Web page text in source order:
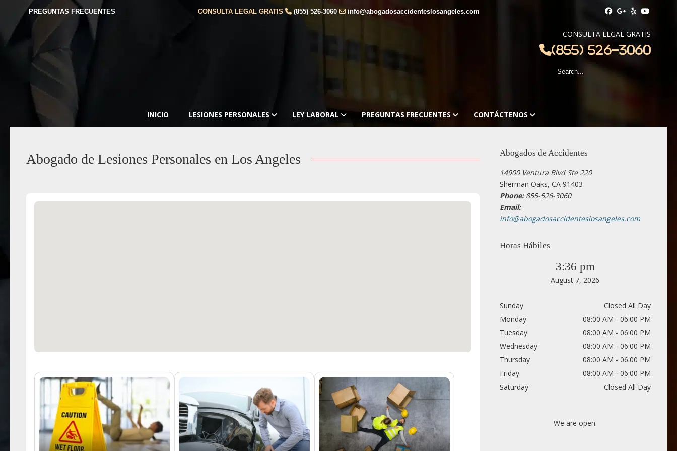
PREGUNTAS FRECUENTES CONSULTA LEGAL GRATIS (855) 526-3060 info@abogadosaccidenteslosangeles.com
CONSULTA LEGAL GRATIS
(855) 526-3060
INICIO LESIONES PERSONALES LEY LABORAL PREGUNTAS FRECUENTES CONTÁCTENOS
Abogado de Lesiones Personales en Los Angeles Abogados de Accidentes
14900 Ventura Blvd Ste 220
Sherman Oaks, CA 91403
Phone:855-526-3060
Email:
info@abogadosaccidenteslosangeles.com
Horas Hábiles
3:36 pm
August 7, 2026
Sunday
Closed All Day
Monday
08:00 AM - 06:00 PM
Tuesday
08:00 AM - 06:00 PM
Wednesday
08:00 AM - 06:00 PM
Thursday
08:00 AM - 06:00 PM
Friday
08:00 AM - 06:00 PM
Saturday
Closed All Day
We are open.